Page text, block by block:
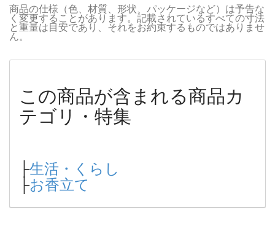
商品の仕様（色、材質、形状、パッケージなど）は予告な
く変更することがあります。記載されているすべての寸法
と重量は目安であり、それをお約束するものではありませ
ん。
この商品が含まれる商品カ
テゴリ・特集
├生活・くらし
├お香立て